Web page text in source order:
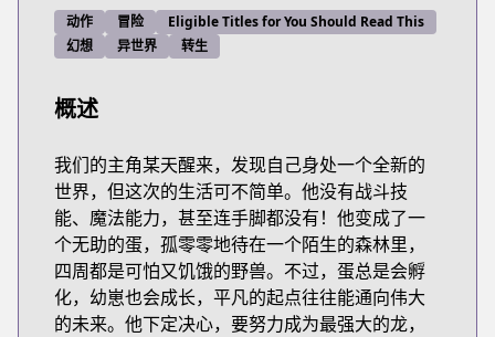
动作 冒险
Eligible Titles for You Should Read This
幻想
异世界 转生
概述
我们的主角某天醒来，发现自己身处一个全新的
世界，但这次的生活可不简单。他没有战斗技
能、魔法能力，甚至连手脚都没有！他变成了一
个无助的蛋，孤零零地待在一个陌生的森林里，
四周都是可怕又饥饿的野兽。不过，蛋总是会孵
化，幼崽也会成长，平凡的起点往往能通向伟大
的未来。他下定决心，要努力成为最强大的龙，